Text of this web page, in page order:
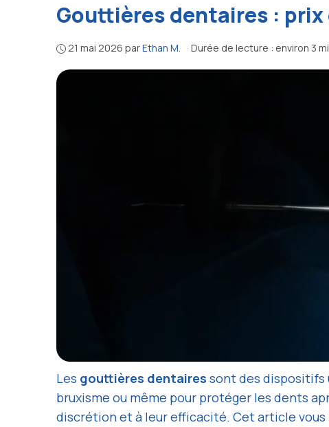
Gouttières dentaires :
21 mai 2026 parEthan M. · Durée de lecture : environ 3
Les gouttières dentaires sont des dispositifs
bruxisme ou même pour protéger les dents
discrétion et à leur efficacité. Cet article